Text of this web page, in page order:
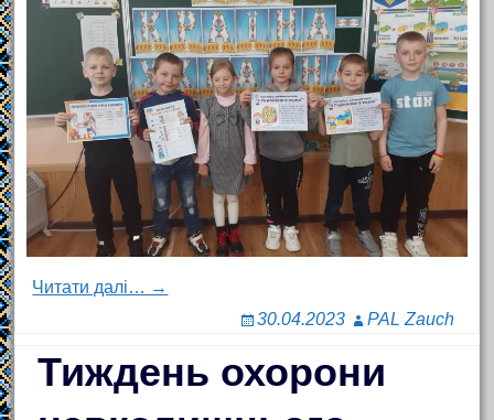
Читати далі… →
30.04.2023
PAL Zauch
Тиждень охорони